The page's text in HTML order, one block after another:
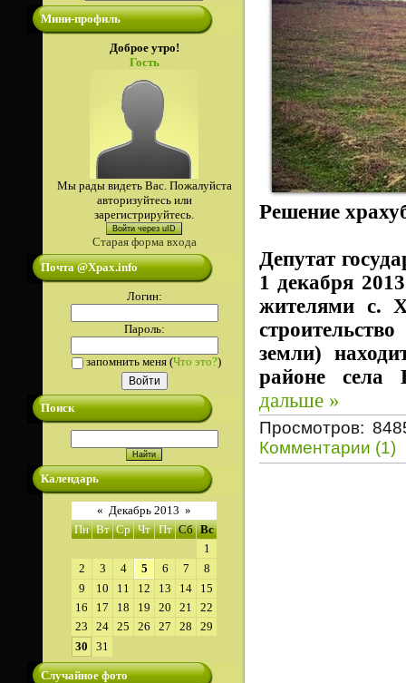
Мини-профиль
Доброе утро!
Гость
Мы рады видеть Вас. Пожалуйста
авторизуйтесь или
зарегистрируйтесь.
Войти через uID
Старая форма входа
Почта @Xpax.info
Логин:
Пароль:
запомнить меня(Что это?)
Поиск
Календарь
« Декабрь 2013 »
Пн Вт Ср Чт Пт Сб Вс
1
2
3 4 5 6 7
8
9
10 11 12 13 14
15
16
17 18 19 20 21
22
23
24 25 26 27 28
29
30
31
Случайное фото
Решение
Депутат
1 декабря
жителями с.
земли)
районе села
дальше »
Просмотров:
Комментарии (1)